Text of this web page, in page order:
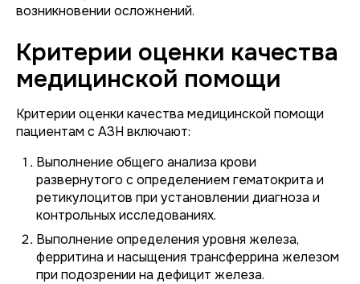
возникновении осложнений.
Критерии оценки качества
медицинской помощи
Критерии оценки качества медицинской помощи
пациентам с АЗН включают:
Выполнение общего анализа крови
развернутого с определением гематокрита и
ретикулоцитов при установлении диагноза и
контрольных исследованиях.
Выполнение определения уровня железа,
ферритина и насыщения трансферрина железом
при подозрении на дефицит железа.